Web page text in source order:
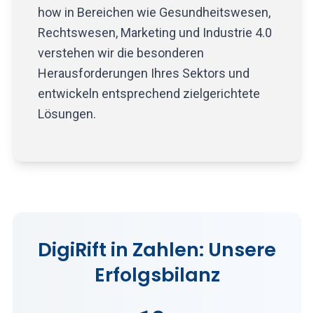
how in Bereichen wie Gesundheitswesen,
Rechtswesen, Marketing und Industrie 4.0
verstehen wir die besonderen
Herausforderungen Ihres Sektors und
entwickeln entsprechend zielgerichtete
Lösungen.
DigiRift in Zahlen: Unsere
Erfolgsbilanz